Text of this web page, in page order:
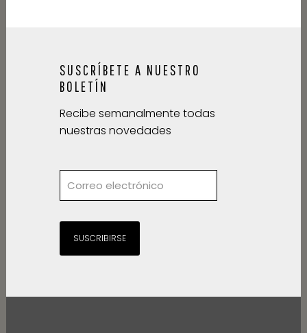
SUSCRÍBETE A NUESTRO
BOLETÍN
Recibe semanalmente todas
nuestras novedades
SUSCRIBIRSE